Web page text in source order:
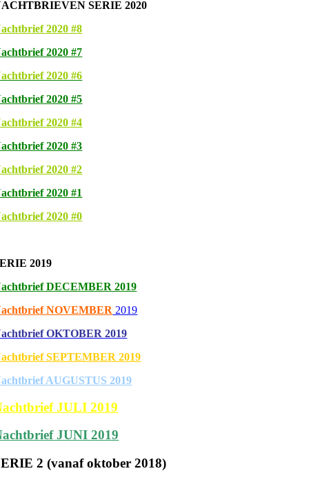
SERIE 2020
2020 #8
2020 #7
2020 #6
2020 #5
2020 #4
2020 #3
2020 #2
2020 #1
2020 #0
2019
DECEMBER 2019
chtbrief NOVEMBER 2019
OKTOBER 2019
SEPTEMBER 2019
AUGUSTUS 2019
JULI 2019
JUNI 2019
2 (vanaf oktober 2018)